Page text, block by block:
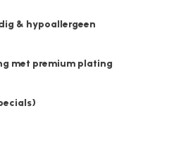
& hypoallergeen
met premium plating